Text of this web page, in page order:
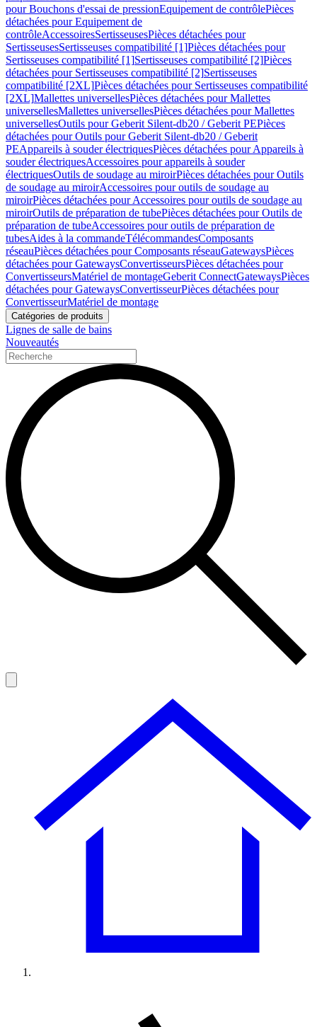
pour Bouchons d'essai de pressionEquipement de contrôlePièces
détachées pour Equipement de
contrôleAccessoiresSertisseusesPièces détachées pour
SertisseusesSertisseuses compatibilité [1]Pièces détachées pour
Sertisseuses compatibilité [1]Sertisseuses compatibilité [2]Pièces
détachées pour Sertisseuses compatibilité [2]Sertisseuses
compatibilité [2XL]Pièces détachées pour Sertisseuses compatibilité
[2XL]Mallettes universellesPièces détachées pour Mallettes
universellesMallettes universellesPièces détachées pour Mallettes
universellesOutils pour Geberit Silent-db20 / Geberit PEPièces
détachées pour Outils pour Geberit Silent-db20 / Geberit
PEAppareils à souder électriquesPièces détachées pour Appareils à
souder électriquesAccessoires pour appareils à souder
électriquesOutils de soudage au miroirPièces détachées pour Outils
de soudage au miroirAccessoires pour outils de soudage au
miroirPièces détachées pour Accessoires pour outils de soudage au
miroirOutils de préparation de tubePièces détachées pour Outils de
préparation de tubeAccessoires pour outils de préparation de
tubesAides à la commandeTélécommandesComposants
réseauPièces détachées pour Composants réseauGatewaysPièces
détachées pour GatewaysConvertisseursPièces détachées pour
ConvertisseursMatériel de montageGeberit ConnectGatewaysPièces
détachées pour GatewaysConvertisseurPièces détachées pour
ConvertisseurMatériel de montage
Catégories de produits
Lignes de salle de bains
Nouveautés